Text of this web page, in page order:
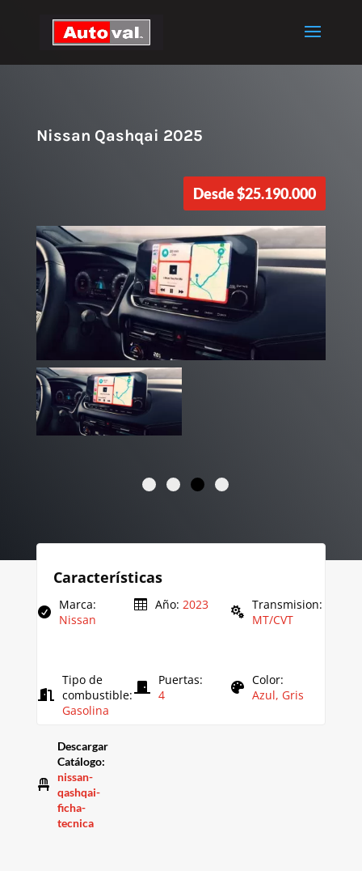
Nissan Qashqai 2025
Desde$25.190.000
Características
Marca:
Nissan
Año: 2023 Transmision:
MT/CVT
Tipo de
combustible:
Gasolina
Puertas:
4
Color:
Azul, Gris
Descargar
Catálogo:
nissan-
qashqai-
ficha-
tecnica